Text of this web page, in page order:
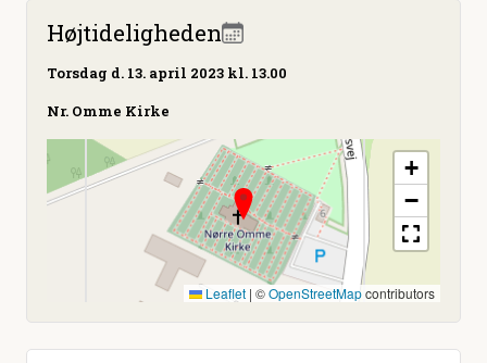
Højtideligheden
Torsdag d. 13. april 2023 kl. 13.00
Nr. Omme Kirke
+
−
Leaflet | ©OpenStreetMapcontributors